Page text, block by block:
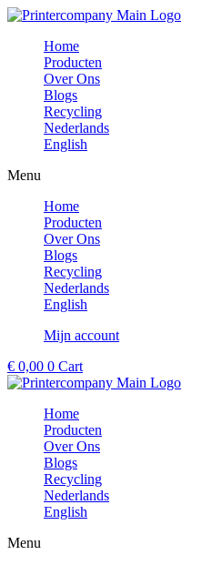
Ga
inhoud
Home
Producten
Over Ons
Blogs
Recycling
Nederlands
English
Menu
Home
Producten
Over Ons
Blogs
Recycling
Nederlands
English
Mijn account
€ 0,00 0 Cart
Home
Producten
Over Ons
Blogs
Recycling
Nederlands
English
Menu